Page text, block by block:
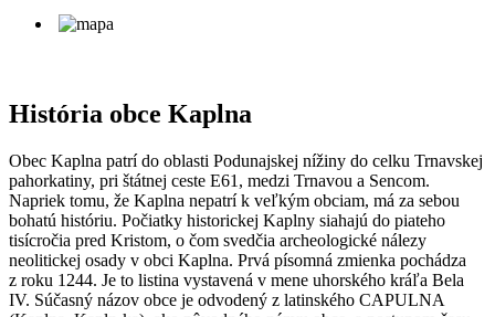
História obce Kaplna
Obec Kaplna patrí do oblasti Podunajskej nížiny do celku Trnavskej
pahorkatiny, pri štátnej ceste E61, medzi Trnavou a Sencom.
Napriek tomu, že Kaplna nepatrí k veľkým obciam, má za sebou
bohatú históriu. Počiatky historickej Kaplny siahajú do piateho
tisícročia pred Kristom, o čom svedčia archeologické nálezy
neolitickej osady v obci Kaplna. Prvá písomná zmienka pochádza
z roku 1244. Je to listina vystavená v mene uhorského kráľa Bela
IV. Súčasný názov obce je odvodený z latinského CAPULNA